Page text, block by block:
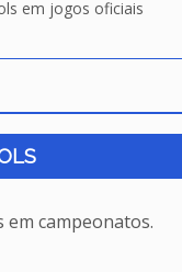
em jogos oficiais
campeonatos.